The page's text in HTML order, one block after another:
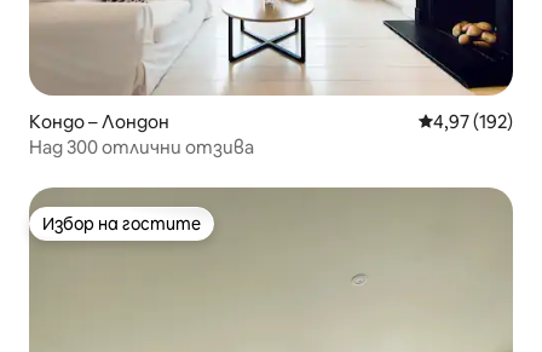
Кондо – Лондон Средна
4,97 (192)
Над 300 отлични отзива
Избор на гостите
Избор на гостите